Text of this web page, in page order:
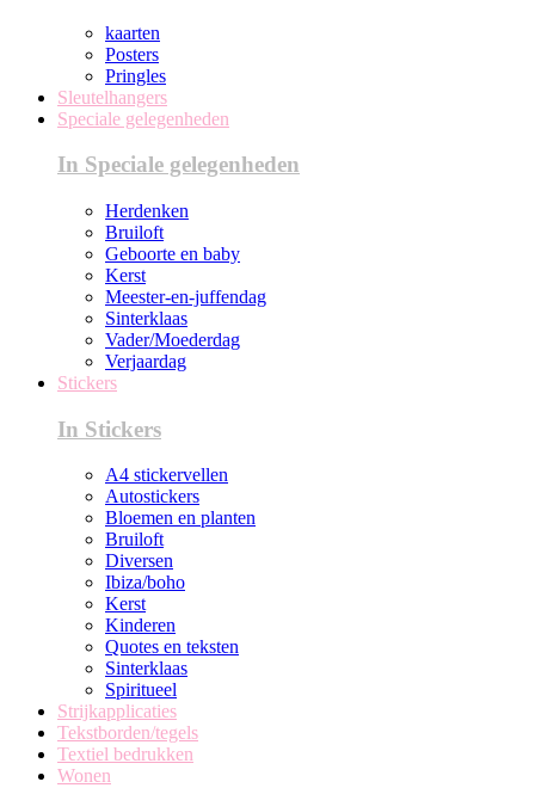
kaarten
Posters
Pringles
Sleutelhangers
Speciale gelegenheden
In Speciale gelegenheden
Herdenken
Bruiloft
Geboorte en baby
Kerst
Meester-en-juffendag
Sinterklaas
Vader/Moederdag
Verjaardag
Stickers
In Stickers
A4 stickervellen
Autostickers
Bloemen en planten
Bruiloft
Diversen
Ibiza/boho
Kerst
Kinderen
Quotes en teksten
Sinterklaas
Spiritueel
Strijkapplicaties
Tekstborden/tegels
Textiel bedrukken
Wonen